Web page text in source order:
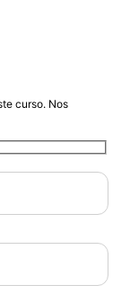
curso. Nos